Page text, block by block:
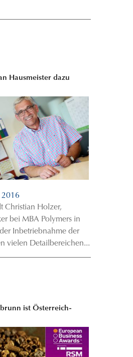
Hausmeister dazu
2016
Christian Holzer,
bei MBA Polymers in
Inbetriebnahme der
vielen Detailbereichen...
ist Österreich-